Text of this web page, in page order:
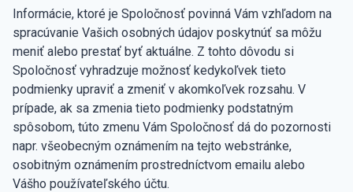
Informácie, ktoré je Spoločnosť povinná Vám vzhľadom na
spracúvanie Vašich osobných údajov poskytnúť sa môžu
meniť alebo prestať byť aktuálne. Z tohto dôvodu si
Spoločnosť vyhradzuje možnosť kedykoľvek tieto
podmienky upraviť a zmeniť v akomkoľvek rozsahu. V
prípade, ak sa zmenia tieto podmienky podstatným
spôsobom, túto zmenu Vám Spoločnosť dá do pozornosti
napr. všeobecným oznámením na tejto webstránke,
osobitným oznámením prostredníctvom emailu alebo
Vášho používateľského účtu.